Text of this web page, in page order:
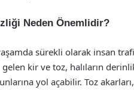
Neden Önemlidir?
sürekli olarak insan
kir ve toz, halıların
yol açabilir. Toz